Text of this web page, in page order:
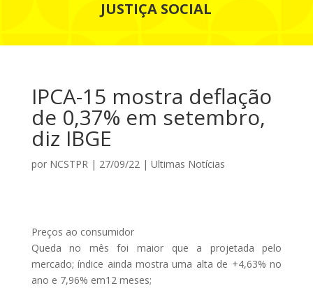
JUSTIÇA SOCIAL
IPCA-15 mostra deflação
de 0,37% em setembro,
diz IBGE
por NCSTPR| 27/09/22| Ultimas Notícias
Preços ao consumidor
Queda no mês foi maior que a projetada pelo
mercado; índice ainda mostra uma alta de +4,63% no
ano e 7,96% em12 meses;